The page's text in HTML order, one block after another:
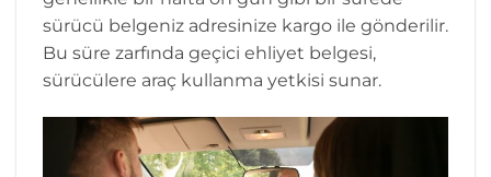
sürücü belgeniz adresinize kargo ile gönderilir.
Bu süre zarfında geçici ehliyet belgesi,
sürücülere araç kullanma yetkisi sunar.